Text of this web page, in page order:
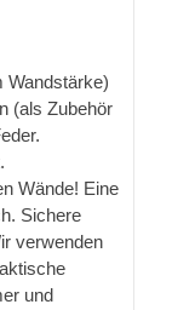
Wandstärke)
(als Zubehör
Wände! Eine
Sichere
verwenden
und